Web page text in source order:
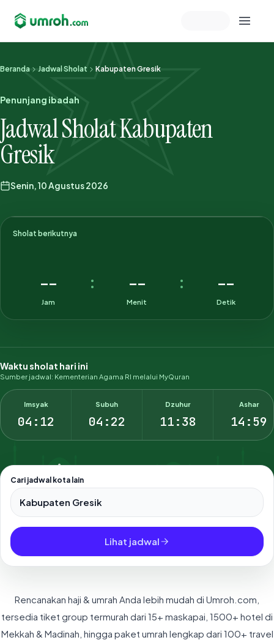
Memeriksa sesi akun
Beranda Jadwal Sholat Kabupaten Gresik
Penunjang ibadah
Jadwal Sholat Kabupaten
Gresik
Senin, 10 Agustus 2026
Sholat berikutnya
--
Jam
: --
Menit
: --
Detik
Waktu sholat hari ini
Sumber jadwal: Kementerian Agama RI melalui MyQuran
Imsyak
04:12
Subuh
04:22
Dzuhur
11:38
Ashar
14:59
Cari jadwal kota lain
Pilih salah satu dari 500+ kota dan kabupaten di Indonesia.
Lihat jadwal
Rencanakan haji & umrah Anda lebih mudah di Umroh.com,
tersedia tiket group termurah dari 15+ maskapai, 1500+ hotel di
Mekkah & Madinah, hingga paket umrah lengkap dari 100+ travel